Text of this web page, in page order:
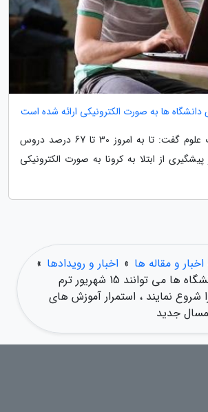
معاون آموزشی وزارت علوم گفت: تا به امروز 30 تا 67 درصد دروس
از ابتلا به کرونا به صورت الکترونیکی
و مقاله ها » اخبار و رویدادها »
خاکی صدیق: دانشگاه ها می توانند 15 شهریور ترم
نمایند ، استمرار آموزش های
جدید